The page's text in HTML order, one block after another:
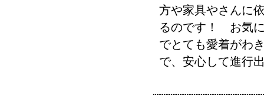
方や家具やさんに
るのです！ お気
でとても愛着がわ
で、安心して進行